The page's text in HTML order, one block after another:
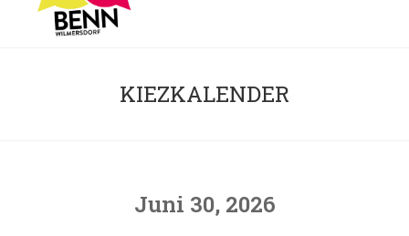
KIEZKALENDER
Juni 30, 2026